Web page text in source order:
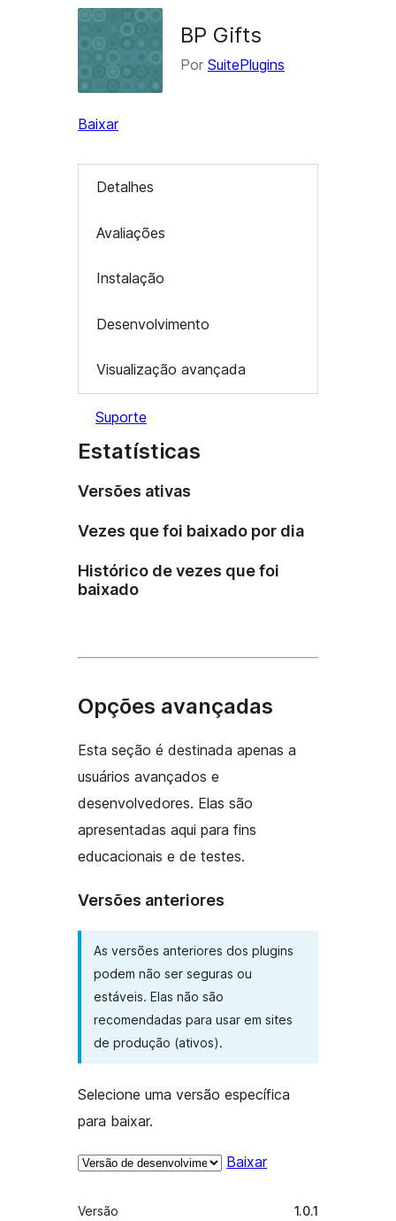
BP Gifts
Por SuitePlugins
Baixar
Detalhes
Avaliações
Instalação
Desenvolvimento
Visualização avançada
Suporte
Estatísticas
Versões ativas
Vezes que foi baixado por dia
Histórico de vezes que foi
baixado
Opções avançadas
Esta seção é destinada apenas a
usuários avançados e
desenvolvedores. Elas são
apresentadas aqui para fins
educacionais e de testes.
Versões anteriores
As versões anteriores dos plugins
podem não ser seguras ou
estáveis. Elas não são
recomendadas para usar em sites
de produção (ativos).
Selecione uma versão específica
para baixar.
Baixar
Meta
Versão 1.0.1